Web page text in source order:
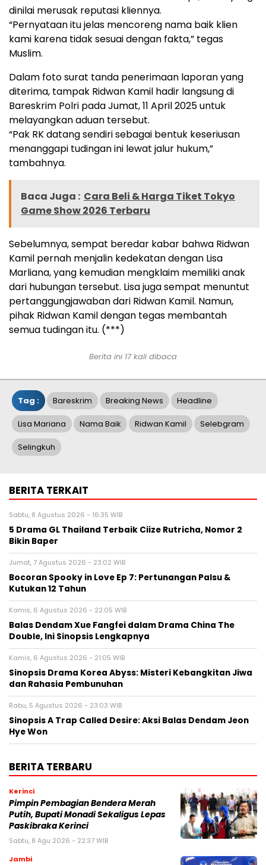
dinilai merusak reputasi kliennya.
“Pernyataan itu jelas mencoreng nama baik klien
kami karena tidak sesuai dengan fakta,” tegas
Muslim.
Dalam foto surat tanda penerimaan laporan yang
diterima, tampak Ridwan Kamil hadir langsung di
Bareskrim Polri pada Jumat, 11 April 2025 untuk
melayangkan aduan tersebut.
“Pak RK datang sendiri sebagai bentuk keseriusan
menanggapi tudingan ini lewat jalur hukum,”
tambahnya.
Baca Juga : Cara Beli & Harga Tiket Tokyo
Game Show 2026 Terbaru
Sebelumnya, sempat beredar kabar bahwa Ridwan
Kamil pernah menjalin kedekatan dengan Lisa
Marliana, yang kemudian mengklaim memiliki anak
dari hubungan tersebut. Lisa juga sempat menuntut
pertanggungjawaban dari Ridwan Kamil. Namun,
pihak Ridwan Kamil dengan tegas membantah
semua tudingan itu. (***)
Berita ini 17 kali dibaca
Tag : Bareskrim Breaking News Headline
Lisa Mariana Nama Baik Ridwan Kamil Selebgram
Selingkuh
BERITA TERKAIT
Sabtu, 8 Agustus 2026 - 16:35 WIB
5 Drama GL Thailand Terbaik Ciize Rutricha, Nomor 2
Bikin Baper
Jumat, 7 Agustus 2026 - 23:02 WIB
Bocoran Spooky in Love Ep 7: Pertunangan Palsu &
Kutukan 12 Tahun
Kamis, 6 Agustus 2026 - 22:05 WIB
Balas Dendam Xue Fangfei dalam Drama China The
Double, Ini Sinopsis Lengkapnya
Kamis, 6 Agustus 2026 - 21:05 WIB
Sinopsis Drama Korea Abyss: Misteri Kebangkitan Jiwa
dan Rahasia Pembunuhan
Rabu, 5 Agustus 2026 - 23:03 WIB
Sinopsis A Trap Called Desire: Aksi Balas Dendam Jeon
Hye Won
BERITA TERBARU
Kerinci
Pimpin Pembagian Bendera Merah
Putih, Bupati Monadi Sekaligus Lepas
Paskibraka Kerinci
Sabtu, 8 Agu 2026 - 22:37 WIB
Jambi